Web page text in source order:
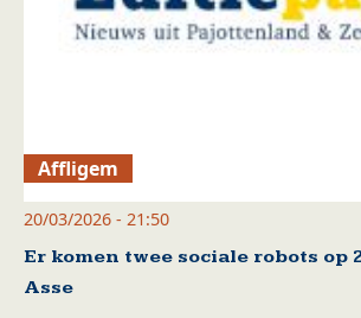
Affligem
20/03/2026 - 21:50
Er komen twee sociale robots op
Asse